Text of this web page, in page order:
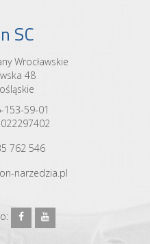
SC
Wrocławskie
48
153-59-01
022297402
762 546
narzedzia.pl